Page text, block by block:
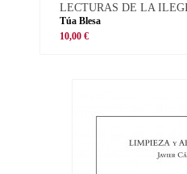
LECTURAS DE LA
Túa Blesa
10,00 €